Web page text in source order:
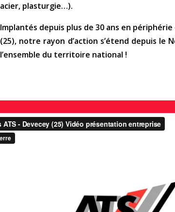
acier, plasturgie…).
Implantés depuis plus de 30 ans en périphérie
(25), notre rayon d’action s’étend depuis le
l’ensemble du territoire national !